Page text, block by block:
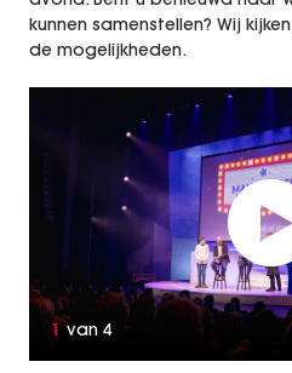
kunnen samenstellen? Wij
de mogelijkheden.
1 van 4
BookX